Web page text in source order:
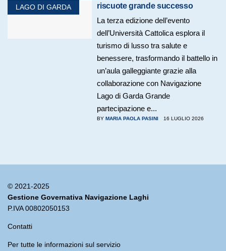
LAGO DI GARDA
riscuote grande successo
La terza edizione dell’evento
dell’Università Cattolica esplora il
turismo di lusso tra salute e
benessere, trasformando il battello in
un’aula galleggiante grazie alla
collaborazione con Navigazione
Lago di Garda Grande
partecipazione e...
BY MARIA PAOLA PASINI 16 LUGLIO 2026
© 2021-2025
Gestione Governativa Navigazione Laghi
P.IVA 00802050153
Contatti
Per tutte le informazioni sul servizio